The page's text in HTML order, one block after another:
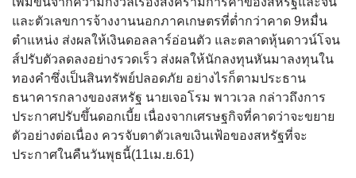
และตัวเลขการจ้างงานนอกภาคเกษตรที่ต่ำกว่าคาด 9หมื่น
ตำแหน่ง ส่งผลให้เงินดอลลาร์อ่อนตัว และตลาดหุ้นดาวน์โจน
ส์ปรับตัวลดลงอย่างรวดเร็ว ส่งผลให้นักลงทุนหันมาลงทุนใน
ทองคำซึ่งเป็นสินทรัพย์ปลอดภัย อย่างไรก็ตามประธาน
ธนาคารกลางของสหรัฐ นายเจอโรม พาวเวล กล่าวถึงการ
ประกาศปรับขึ้นดอกเบี้ย เนื่องจากเศรษฐกิจที่คาดว่าจะขยาย
ตัวอย่างต่อเนื่อง ควรจับตาตัวเลขเงินเฟ้อของสหรัฐที่จะ
ประกาศในคืนวันพุธนี้(11เม.ย.61)